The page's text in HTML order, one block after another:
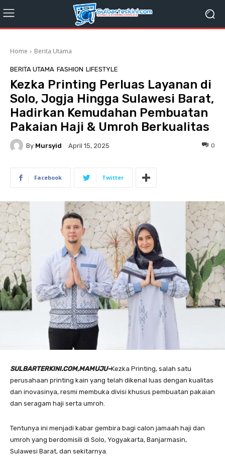
Home Berita Utama
BERITA UTAMA FASHION LIFESTYLE
Kezka Printing Perluas Layanan di
Solo, Jogja Hingga Sulawesi Barat,
Hadirkan Kemudahan Pembuatan
Pakaian Haji & Umroh Berkualitas
By Mursyid April 15, 2025 0
Facebook Twitter
SULBARTERKINI.COM,MAMUJU–Kezka Printing, salah satu
perusahaan printing kain yang telah dikenal luas dengan kualitas
dan inovasinya, resmi membuka divisi khusus pembuatan pakaian
dan seragam haji serta umroh.
Tentunya ini menjadi kabar gembira bagi calon jamaah haji dan
umroh yang berdomisili di Solo, Yogyakarta, Banjarmasin,
Sulawesi Barat, dan sekitarnya.